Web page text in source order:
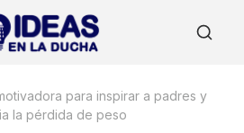
para inspirar a padres y
la pérdida de peso